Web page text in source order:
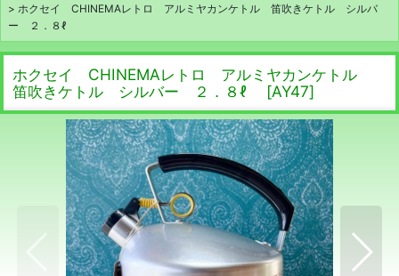
> ホクセイ CHINEMAレトロ アルミヤカンケトル 笛吹きケトル シルバ
ー ２．８ℓ
ホクセイ CHINEMAレトロ アルミヤカンケトル
笛吹きケトル シルバー ２．８ℓ
[AY47]